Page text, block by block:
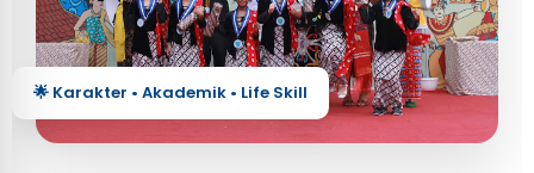
🌟 Karakter • Akademik • Life Skill